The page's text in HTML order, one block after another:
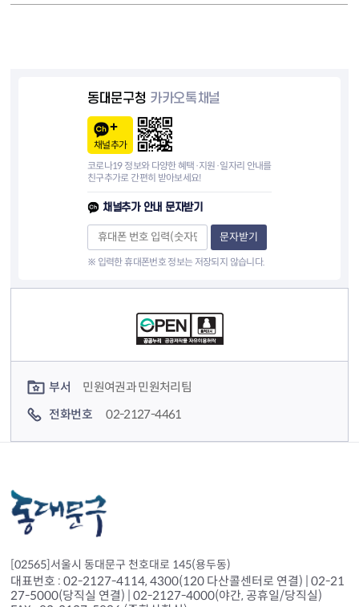
동대문구청 카카오톡채널
채널추가
코로나19 정보와 다양한 혜택·지원·일자리 안내를
친구추가로 간편히 받아보세요!
채널추가 안내 문자받기
문자받기
※ 입력한 휴대폰번호 정보는 저장되지 않습니다.
부서
민원여권과 민원처리팀
전화번호
02-2127-4461
[02565]서울시 동대문구 천호대로 145(용두동)
대표번호 : 02-2127-4114, 4300(120 다산콜센터로 연결) | 02-21
27-5000(당직실 연결) | 02-2127-4000(야간, 공휴일/당직실)